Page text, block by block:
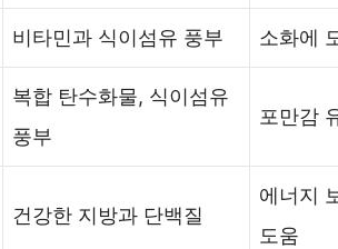
비타민과 식이섬유 풍부 소화에
복합 탄수화물, 식이섬유
풍부
포만감
건강한 지방과 단백질
에너지
도움